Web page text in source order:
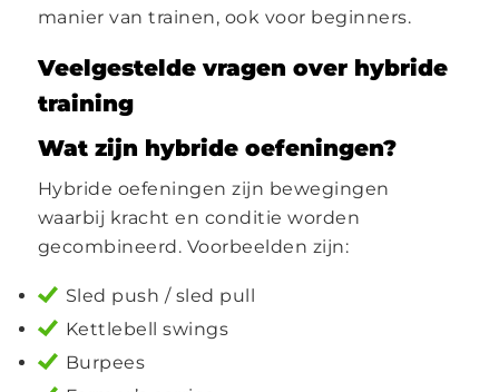
manier van trainen, ook voor beginners.
Veelgestelde vragen over hybride
training
Wat zijn hybride oefeningen?
Hybride oefeningen zijn bewegingen
waarbij kracht en conditie worden
gecombineerd. Voorbeelden zijn:
Sled push / sled pull
Kettlebell swings
Burpees